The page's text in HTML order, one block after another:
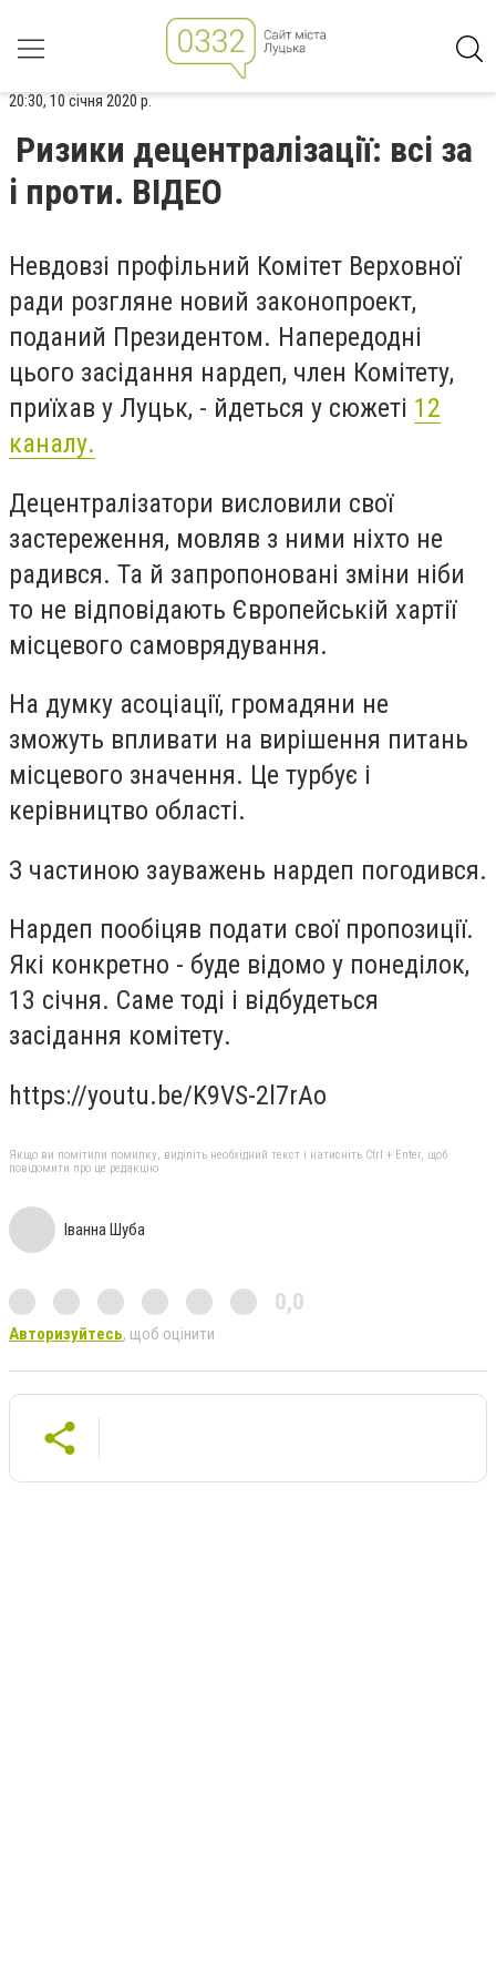
20:30, 10 січня 2020 р.
Ризики децентралізації: всі за
і проти. ВІДЕО
Невдовзі профільний Комітет Верховної
ради розгляне новий законопроект,
поданий Президентом. Напередодні
цього засідання нардеп, член Комітету,
приїхав у Луцьк, - йдеться у сюжеті 12
каналу.
Децентралізатори висловили свої
застереження, мовляв з ними ніхто не
радився. Та й запропоновані зміни ніби
то не відповідають Європейській хартії
місцевого самоврядування.
На думку асоціації, громадяни не
зможуть впливати на вирішення питань
місцевого значення. Це турбує і
керівництво області.
З частиною зауважень нардеп погодився.
Нардеп пообіцяв подати свої пропозиції.
Які конкретно - буде відомо у понеділок,
13 січня. Саме тоді і відбудеться
засідання комітету.
https://youtu.be/K9VS-2l7rAo
Якщо ви помітили помилку, виділіть необхідний текст і натисніть Ctrl + Enter, щоб
повідомити про це редакцію
Іванна Шуба
0,0
Авторизуйтесь, щоб оцінити